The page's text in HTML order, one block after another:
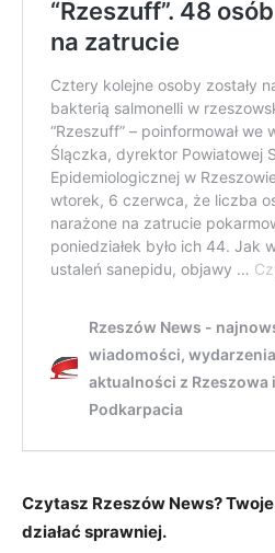
Czytasz Rzeszów News?
działać sprawniej.